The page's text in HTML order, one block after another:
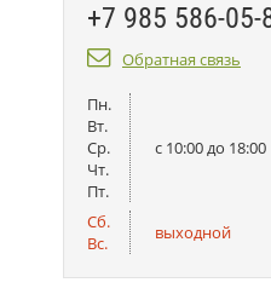
+7 985 586-05-
Обратная связь
Пн.
Вт.
Ср.
Чт.
Пт.
c 10:00 до 18:00
Сб.
Вс.
выходной